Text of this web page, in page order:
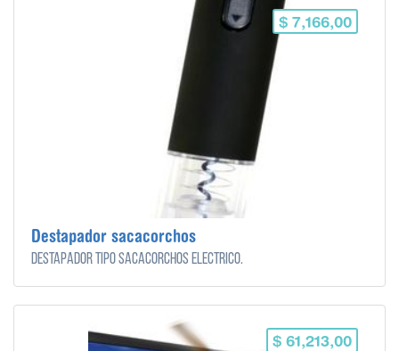
$ 7,166,00
Destapador sacacorchos
Destapador tipo sacacorchos eléctrico.
$ 61,213,00